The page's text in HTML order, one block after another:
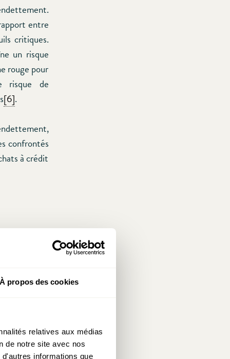
À propos des cookies
relatives aux médias
de notre site avec nos
informations que
entre
critiques.
un risque
rouge pour
risque de
[6].
confrontés
à crédit